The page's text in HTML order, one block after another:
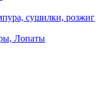
сушилки, розжиг
Лопаты